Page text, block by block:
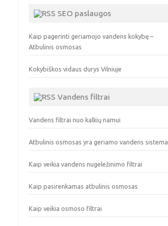
SEO paslaugos
Kaip pagerinti geriamojo vandens kokybę –
Atbulinis osmosas
Kokybiškos vidaus durys Vilniuje
Vandens filtrai
Vandens filtrai nuo kalkių namui
Atbulinis osmosas yra geriamo vandens sistema
Kaip veikia vandens nugeležinimo filtrai
Kaip pasirenkamas atbulinis osmosas
Kaip veikia osmoso filtrai